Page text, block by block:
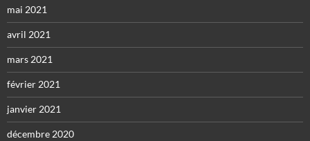
mai 2021
avril 2021
mars 2021
février 2021
janvier 2021
décembre 2020